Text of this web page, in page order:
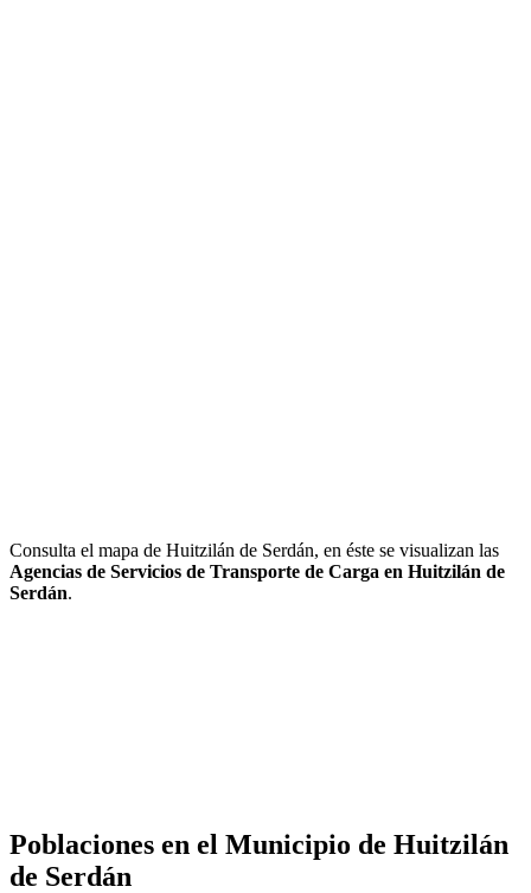
Consulta el mapa de Huitzilán de Serdán, en éste se visualizan las
Agencias de Servicios de Transporte de Carga en Huitzilán de
Serdán.
Poblaciones en el Municipio de Huitzilán
de Serdán